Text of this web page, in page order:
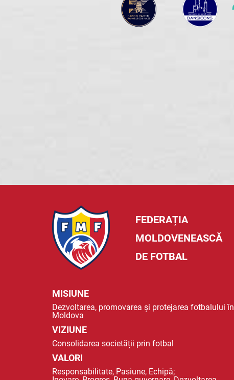
FEDERAȚIA
MOLDOVENEASCĂ
DE FOTBAL
MISIUNE
Dezvoltarea, promovarea și protejarea fotbalului în
Moldova
VIZIUNE
Consolidarea societății prin fotbal
VALORI
Responsabilitate, Pasiune, Echipă;